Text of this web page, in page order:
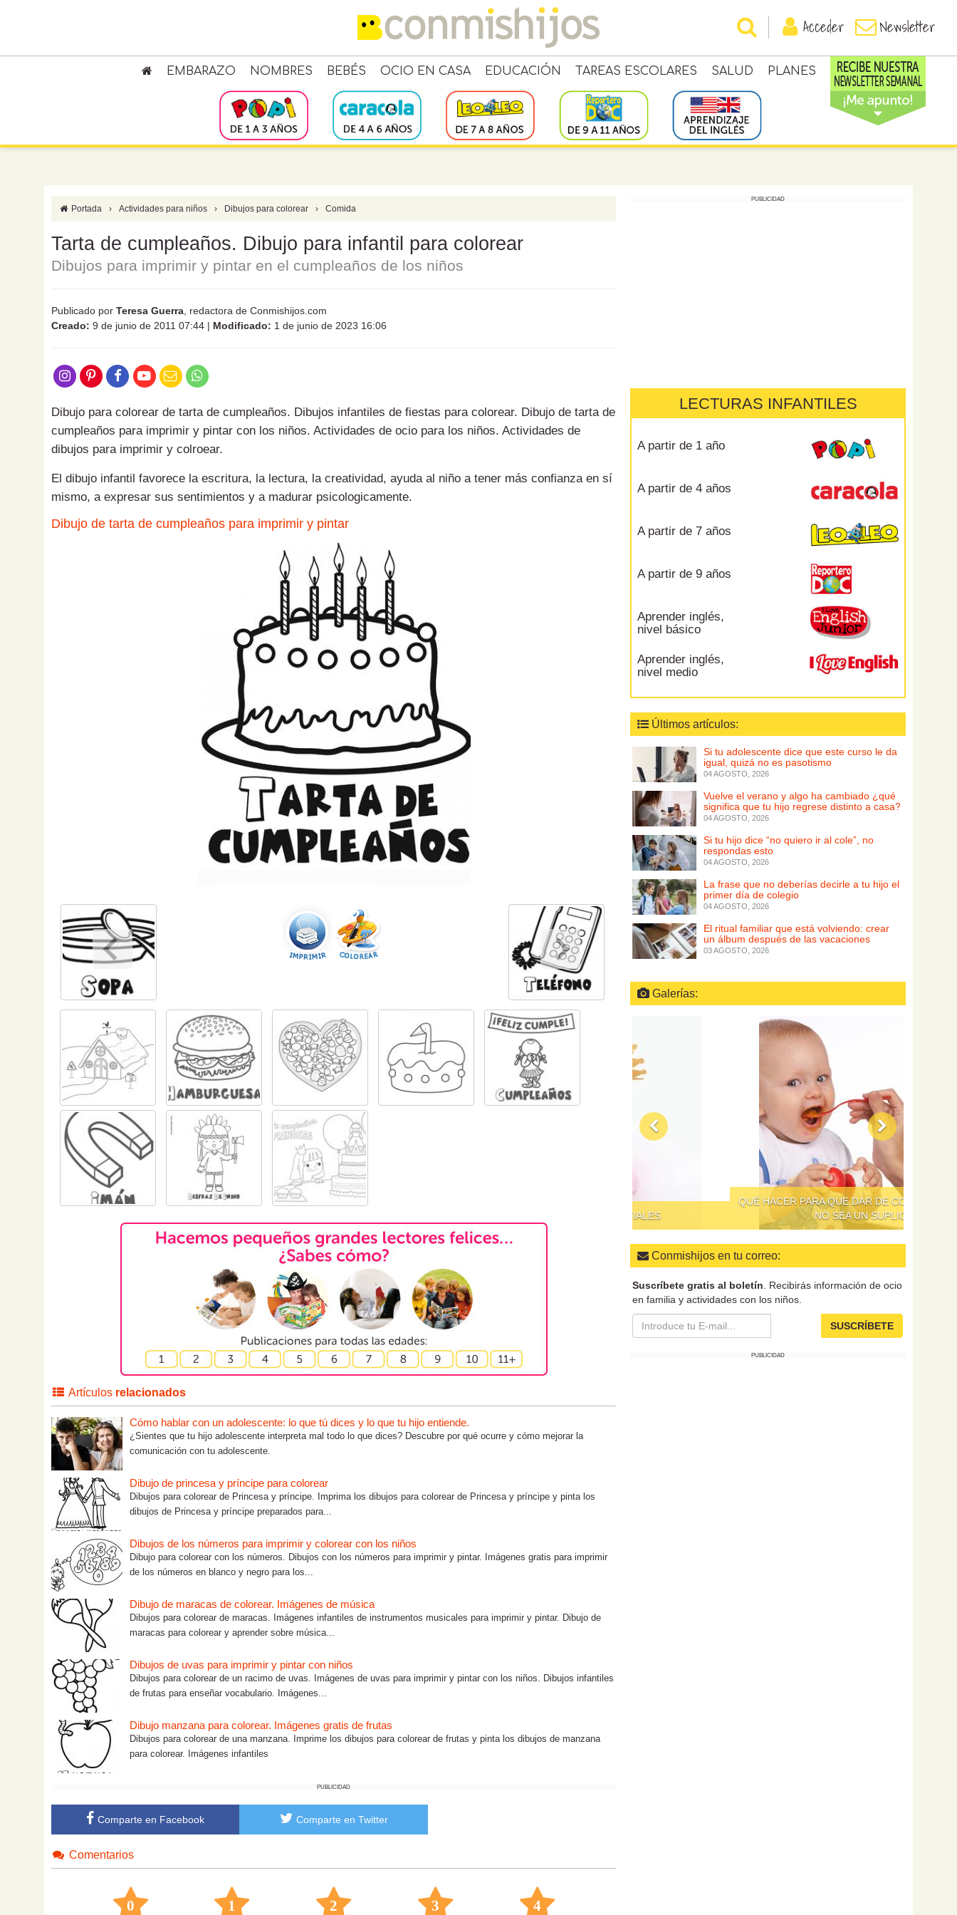
Acceder Newsletter
EMBARAZO NOMBRES BEBÉS OCIO EN CASA EDUCACIÓN TAREAS ESCOLARES SALUD PLANES
Portada › Actividades para niños › Dibujos para colorear › Comida
Tarta de cumpleaños. Dibujo para infantil para colorear
Dibujos para imprimir y pintar en el cumpleaños de los niños
Publicado por Teresa Guerra , redactora de Conmishijos.com
Creado: 9 de junio de 2011 07:44 | Modificado: 1 de junio de 2023 16:06
Dibujo para colorear de tarta de cumpleaños. Dibujos infantiles de fiestas para colorear. Dibujo de tarta de
cumpleaños para imprimir y pintar con los niños. Actividades de ocio para los niños. Actividades de
dibujos para imprimir y colroear.
El dibujo infantil favorece la escritura, la lectura, la creatividad, ayuda al niño a tener más confianza en sí
mismo, a expresar sus sentimientos y a madurar psicologicamente.
Dibujo de tarta de cumpleaños para imprimir y pintar
Artículos relacionados
Cómo hablar con un adolescente: lo que tú dices y lo que tu hijo entiende.
¿Sientes que tu hijo adolescente interpreta mal todo lo que dices? Descubre por qué ocurre y cómo mejorar la
comunicación con tu adolescente.
Dibujo de princesa y príncipe para colorear
Dibujos para colorear de Princesa y príncipe. Imprima los dibujos para colorear de Princesa y príncipe y pinta los
dibujos de Princesa y príncipe preparados para...
Dibujos de los números para imprimir y colorear con los niños
Dibujo para colorear con los números. Dibujos con los números para imprimir y pintar. Imágenes gratis para imprimir
de los números en blanco y negro para los...
Dibujo de maracas de colorear. Imágenes de música
Dibujos para colorear de maracas. Imágenes infantiles de instrumentos musicales para imprimir y pintar. Dibujo de
maracas para colorear y aprender sobre música...
Dibujos de uvas para imprimir y pintar con niños
Dibujos para colorear de un racimo de uvas. Imágenes de uvas para imprimir y pintar con los niños. Dibujos infantiles
de frutas para enseñar vocabulario. Imágenes...
Dibujo manzana para colorear. Imágenes gratis de frutas
Dibujos para colorear de una manzana. Imprime los dibujos para colorear de frutas y pinta los dibujos de manzana
para colorear. Imágenes infantiles
PUBLICIDAD
Comparte en Facebook Comparte en Twitter
Comentarios
0 1 2 3 4
PUBLICIDAD
LECTURAS INFANTILES
A partir de 1 año
A partir de 4 años
A partir de 7 años
A partir de 9 años
Aprender inglés,
nivel básico
Aprender inglés,
nivel medio
Últimos artículos:
Si tu adolescente dice que este curso le da
igual, quizá no es pasotismo
04 AGOSTO, 2026
Vuelve el verano y algo ha cambiado ¿qué
significa que tu hijo regrese distinto a casa?
04 AGOSTO, 2026
Si tu hijo dice “no quiero ir al cole”, no
respondas esto
04 AGOSTO, 2026
La frase que no deberías decirle a tu hijo el
primer día de colegio
04 AGOSTO, 2026
El ritual familiar que está volviendo: crear
un álbum después de las vacaciones
03 AGOSTO, 2026
Galerías:
QUÉ HACER PARA QUE DAR DE COMER A LOS NIÑOS
NO SEA UN SUPLICIO
Conmishijos en tu correo:
Suscríbete gratis al boletín . Recibirás información de ocio
en familia y actividades con los niños.
SUSCRÍBETE
PUBLICIDAD